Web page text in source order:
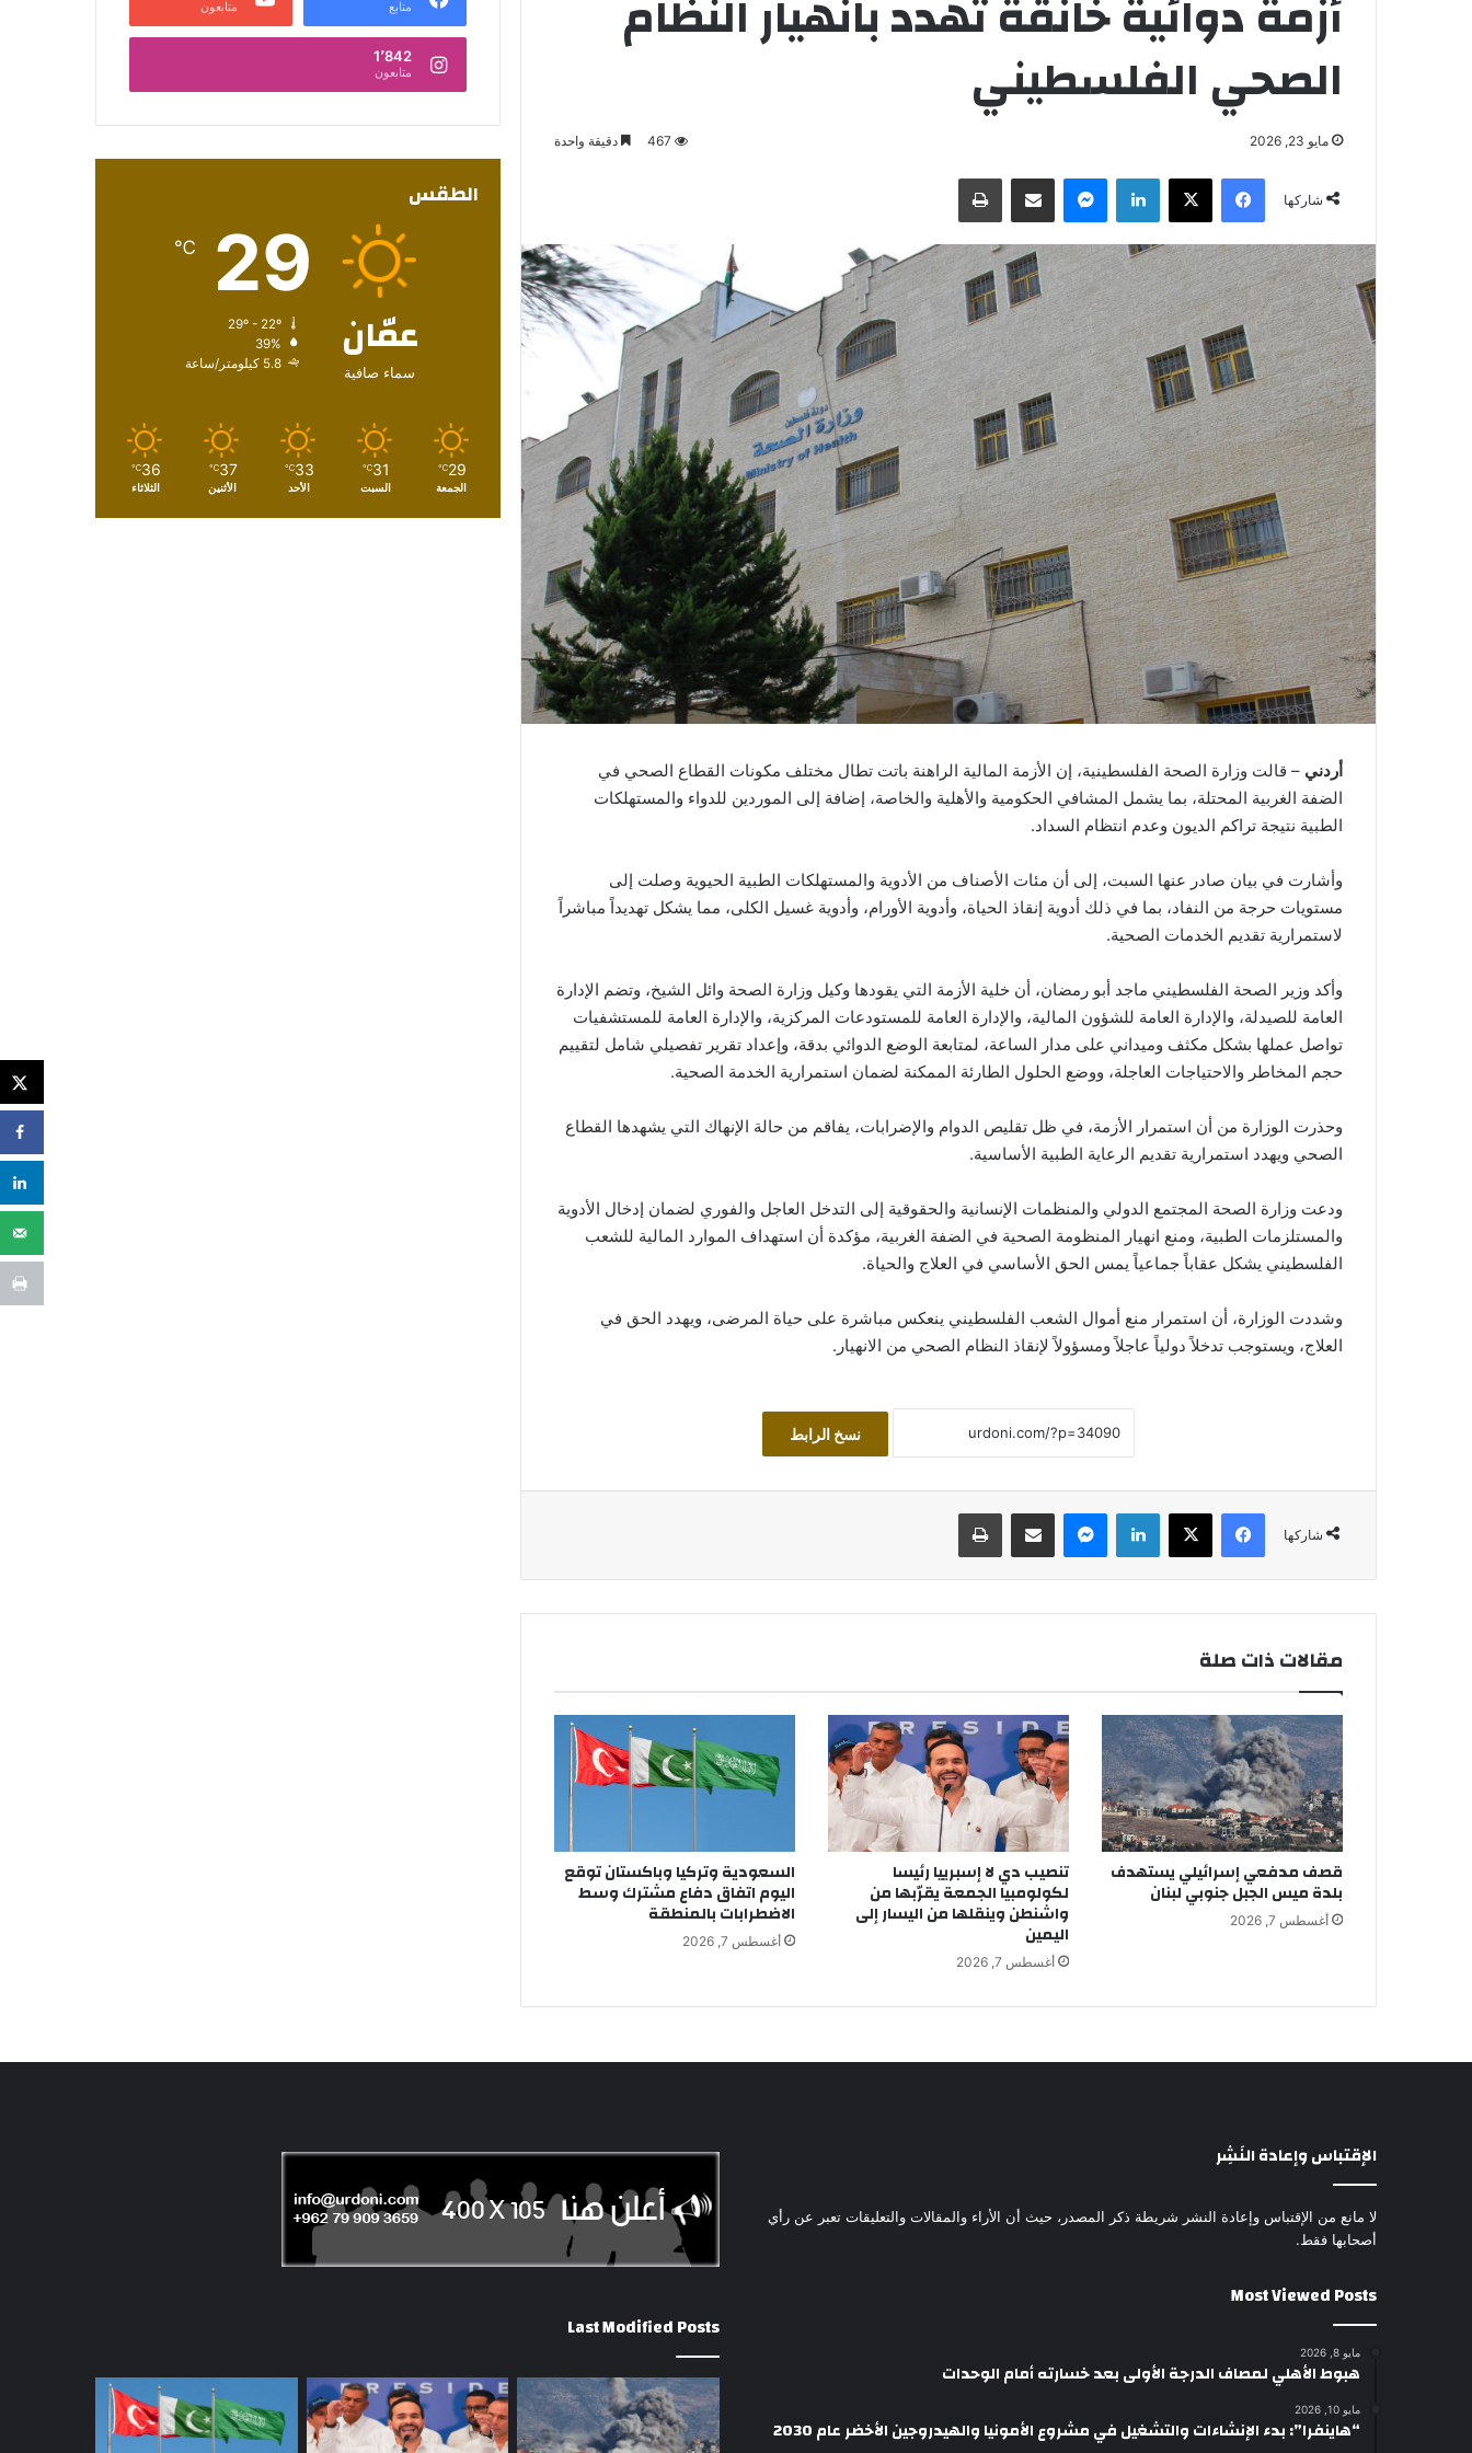
أزمة دوائية خانقة تهدد بانهيار النظام
الصحي الفلسطيني
مايو 23, 2026 467 دقيقة واحدة
شاركها
فيسبوك لينكدإن
أردني – قالت وزارة الصحة الفلسطينية، إن الأزمة المالية الراهنة باتت تطال مختلف مكونات القطاع الصحي في
الضفة الغربية المحتلة، بما يشمل المشافي الحكومية والأهلية والخاصة، إضافة إلى الموردين للدواء والمستهلكات
الطبية نتيجة تراكم الديون وعدم انتظام السداد.
وأشارت في بيان صادر عنها السبت، إلى أن مئات الأصناف من الأدوية والمستهلكات الطبية الحيوية وصلت إلى
مستويات حرجة من النفاد، بما في ذلك أدوية إنقاذ الحياة، وأدوية الأورام، وأدوية غسيل الكلى، مما يشكل تهديداً مباشراً
لاستمرارية تقديم الخدمات الصحية.
وأكد وزير الصحة الفلسطيني ماجد أبو رمضان، أن خلية الأزمة التي يقودها وكيل وزارة الصحة وائل الشيخ، وتضم الإدارة
العامة للصيدلة، والإدارة العامة للشؤون المالية، والإدارة العامة للمستودعات المركزية، والإدارة العامة للمستشفيات
تواصل عملها بشكل مكثف وميداني على مدار الساعة، لمتابعة الوضع الدوائي بدقة، وإعداد تقرير تفصيلي شامل لتقييم
حجم المخاطر والاحتياجات العاجلة، ووضع الحلول الطارئة الممكنة لضمان استمرارية الخدمة الصحية.
وحذرت الوزارة من أن استمرار الأزمة، في ظل تقليص الدوام والإضرابات، يفاقم من حالة الإنهاك التي يشهدها القطاع
الصحي ويهدد استمرارية تقديم الرعاية الطبية الأساسية.
ودعت وزارة الصحة المجتمع الدولي والمنظمات الإنسانية والحقوقية إلى التدخل العاجل والفوري لضمان إدخال الأدوية
والمستلزمات الطبية، ومنع انهيار المنظومة الصحية في الضفة الغربية، مؤكدة أن استهداف الموارد المالية للشعب
الفلسطيني يشكل عقاباً جماعياً يمس الحق الأساسي في العلاج والحياة.
وشددت الوزارة، أن استمرار منع أموال الشعب الفلسطيني ينعكس مباشرة على حياة المرضى، ويهدد الحق في
العلاج، ويستوجب تدخلاً دولياً عاجلاً ومسؤولاً لإنقاذ النظام الصحي من الانهيار.
نسخ الرابط
شاركها
فيسبوك لينكدإن
مقالات ذات صلة
قصف مدفعي إسرائيلي يستهدف
بلدة ميس الجبل جنوبي لبنان
أغسطس 7, 2026
تنصيب دي لا إسبرييا رئيسا
لكولومبيا الجمعة يقرّبها من
واشنطن وينقلها من اليسار إلى
اليمين
أغسطس 7, 2026
السعودية وتركيا وباكستان توقع
اليوم اتفاق دفاع مشترك وسط
الاضطرابات بالمنطقة
أغسطس 7, 2026
متابع متابعون
1٬842
متابعون
الطقس
عمّان
سماء صافية
29
℃
39%
5.8 كيلومتر/ساعة
29
℃
الجمعة
31
℃
السبت
33
℃
الأحد
37
℃
الأثنين
36
℃
الثلاثاء
الإقتباس وإعادة النَشِر
لا مانع من الإقتباس وإعادة النشر شريطة ذكر المصدر، حيث أن الأراء والمقالات والتعليقات تعبر عن رأي
أصحابها فقط.
Most Viewed Posts
مايو 8, 2026
هبوط الأهلي لمصاف الدرجة الأولى بعد خسارته أمام الوحدات
مايو 10, 2026
“هاينفرا”: بدء الإنشاءات والتشغيل في مشروع الأمونيا والهيدروجين الأخضر عام 2030
Last Modified Posts